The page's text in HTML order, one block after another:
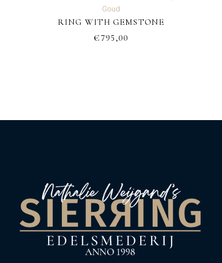
Goud
RING WITH GEMSTONE
€795,00